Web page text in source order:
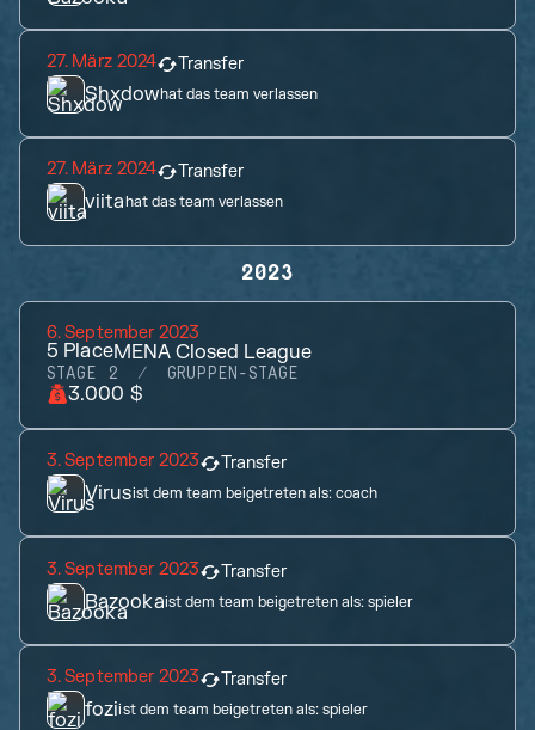
27. März 2024 Transfer
Shxdowhat das team verlassen
27. März 2024 Transfer
viitahat das team verlassen
2023
6. September 2023
5 PlaceMENA Closed League
STAGE 2 GRUPPEN-STAGE
3.000 $
3. September 2023 Transfer
Virusist dem team beigetreten als:coach
3. September 2023 Transfer
Bazookaist dem team beigetreten als:spieler
3. September 2023 Transfer
foziist dem team beigetreten als:spieler